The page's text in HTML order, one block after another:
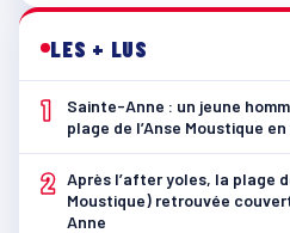
LES + LUS
1
Sainte-Anne : un jeune
plage de l’Anse Moustique
2 Après l’after yoles, la plage
Moustique) retrouvée
Anne